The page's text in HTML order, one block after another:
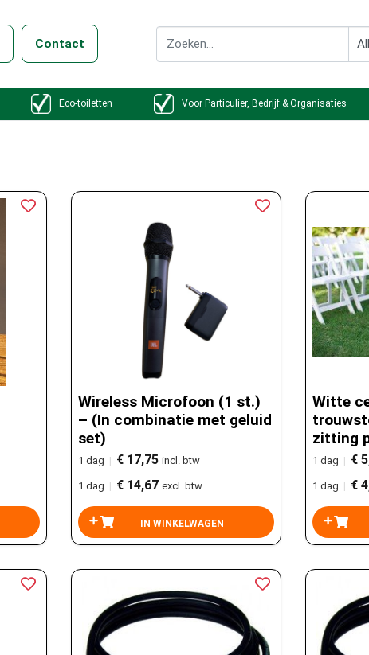
Contact
Eco-toiletten Voor Particulier, Bedrijf & Organisaties
Wireless Microfoon (1 st.)
– (In combinatie met geluid
set)
1 dag | € 17,75 incl. btw
1 dag | € 14,67 excl. btw
Witte
zitting
1 dag | €
1 dag | €